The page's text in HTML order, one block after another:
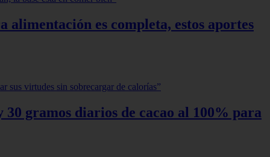
es completa, estos aportes
gramos diarios de cacao al 100% para